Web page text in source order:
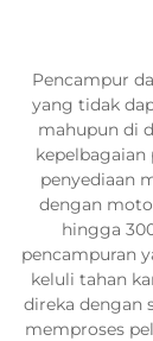
Pencampur
yang tidak
mahupun di
penyediaan
dengan
hingga
pencampuran
keluli tahan
direka dengan
memproses